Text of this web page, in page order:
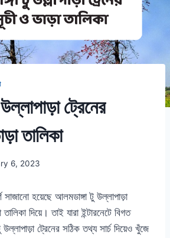
ট্রেনের
তালিকা
6, 2023
হয়েছে আলমডাঙ্গা টু উল্লাপাড়া
দিয়ে। তাই যারা ইন্টারনেটে বিগত
ট্রেনের সঠিক তথ্য সার্চ দিয়েও খুঁজে